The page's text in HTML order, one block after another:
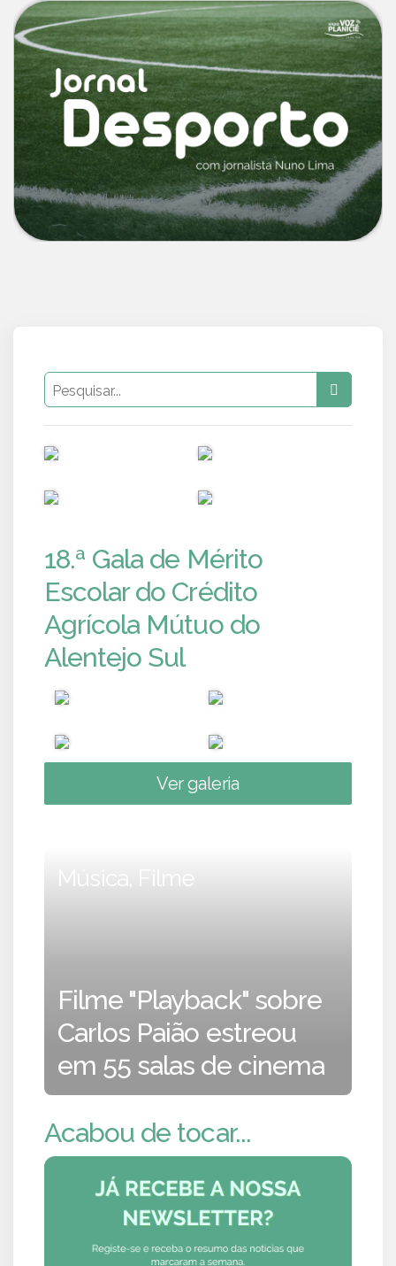
18.ª Gala de Mérito
Escolar do Crédito
Agrícola Mútuo do
Alentejo Sul
Ver galeria
Música, Filme
Filme "Playback" sobre
Carlos Paião estreou
em 55 salas de cinema
Acabou de tocar...